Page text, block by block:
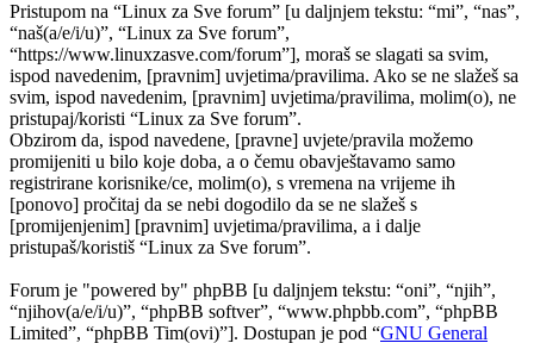
Pristupom na “Linux za Sve forum” [u daljnjem tekstu: “mi”, “nas”,
“naš(a/e/i/u)”, “Linux za Sve forum”,
“https://www.linuxzasve.com/forum”], moraš se slagati sa svim,
ispod navedenim, [pravnim] uvjetima/pravilima. Ako se ne slažeš sa
svim, ispod navedenim, [pravnim] uvjetima/pravilima, molim(o), ne
pristupaj/koristi “Linux za Sve forum”.
Obzirom da, ispod navedene, [pravne] uvjete/pravila možemo
promijeniti u bilo koje doba, a o čemu obavještavamo samo
registrirane korisnike/ce, molim(o), s vremena na vrijeme ih
[ponovo] pročitaj da se nebi dogodilo da se ne slažeš s
[promijenjenim] [pravnim] uvjetima/pravilima, a i dalje
pristupaš/koristiš “Linux za Sve forum”.
Forum je "powered by" phpBB [u daljnjem tekstu: “oni”, “njih”,
“njihov(a/e/i/u)”, “phpBB softver”, “www.phpbb.com”, “phpBB
Limited”, “phpBB Tim(ovi)”]. Dostupan je pod “GNU General